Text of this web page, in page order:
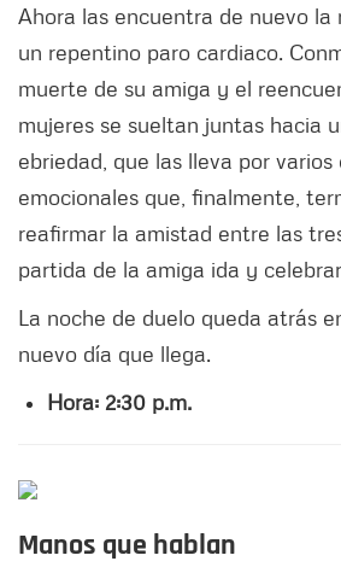
Ahora las encuentra de nuevo la
un repentino paro cardiaco.
muerte de su amiga y el
mujeres se sueltan juntas hacia
ebriedad, que las lleva por varios
emocionales que, finalmente,
reafirmar la amistad entre las
partida de la amiga ida y
La noche de duelo queda atrás
nuevo día que llega.
Hora: 2:30 p.m.
Manos que hablan